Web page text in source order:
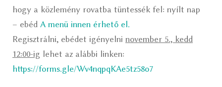
hogy a közlemény rovatba tüntessék fel: nyílt nap
– ebéd A menü innen érhető el.
Regisztrálni, ebédet igényelni november 5., kedd
12:00-ig lehet az alábbi linken:
https://forms.gle/Wv4nqpqKAe5tz58o7